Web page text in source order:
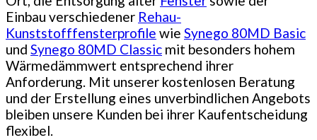
Einbau verschiedener Rehau-
Kunststofffensterprofile wie Synego 80MD Basic
und Synego 80MD Classic mit besonders hohem
Wärmedämmwert entsprechend ihrer
Anforderung. Mit unserer kostenlosen Beratung
und der Erstellung eines unverbindlichen Angebots
bleiben unsere Kunden bei ihrer Kaufentscheidung
flexibel.